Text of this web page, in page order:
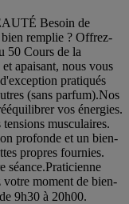
Besoin de
bien remplie ? Offrez-
50 Cours de la
apaisant, nous vous
pratiqués
(sans parfum). ​Nos
vos énergies.
musculaires.
profonde et un bien-
propres fournies.
séance. ​Praticienne
votre moment de bien-
9h30 à 20h00.